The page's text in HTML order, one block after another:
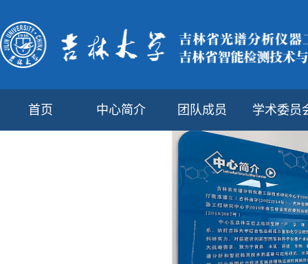
首页 中心简介 团队成员 学术委员